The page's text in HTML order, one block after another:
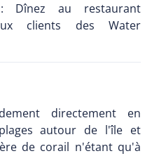
: Dînez au restaurant
clients des Water
directement en
autour de l'île et
de corail n'étant qu'à